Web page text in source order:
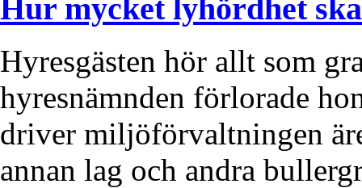
Hur mycket lyhördhet
Hyresgästen hör allt som
hyresnämnden förlorade
driver miljöförvaltningen
annan lag och andra